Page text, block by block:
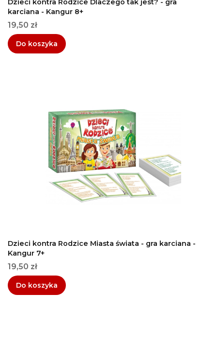
Dzieci kontra Rodzice Dlaczego tak jest? - gra
karciana - Kangur 8+
Cena
19,50 zł
Do koszyka
Dzieci kontra Rodzice Miasta świata - gra karciana -
Kangur 7+
Cena
19,50 zł
Do koszyka